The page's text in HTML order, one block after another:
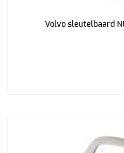
Volvo sleutelbaard